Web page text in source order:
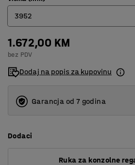
3952
2432
2964
3952
1.672,00 KM
bez PDV
Dodaj na popis za kupovinu
Garancja od 7 godina
Dodaci
Ruka za konzolne